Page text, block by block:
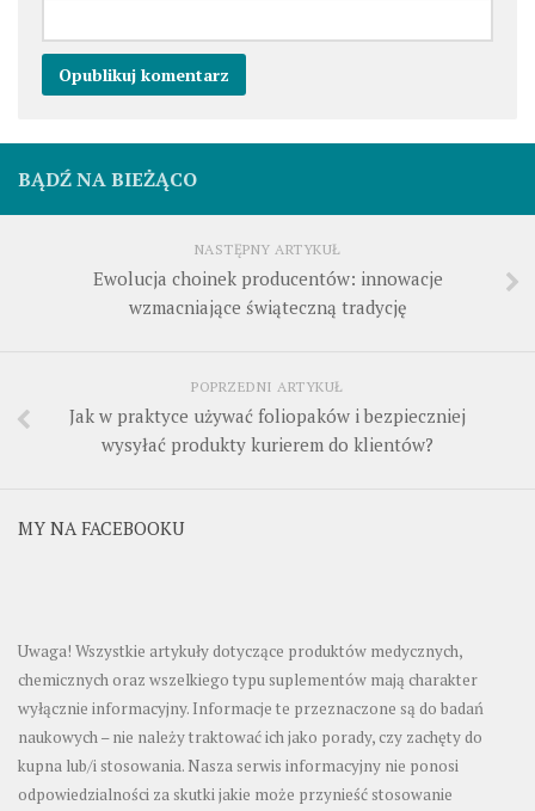
BĄDŹ NA BIEŻĄCO
NASTĘPNY ARTYKUŁ
Ewolucja choinek producentów: innowacje
wzmacniające świąteczną tradycję
POPRZEDNI ARTYKUŁ
Jak w praktyce używać foliopaków i bezpieczniej
wysyłać produkty kurierem do klientów?
MY NA FACEBOOKU
Uwaga! Wszystkie artykuły dotyczące produktów medycznych,
chemicznych oraz wszelkiego typu suplementów mają charakter
wyłącznie informacyjny. Informacje te przeznaczone są do badań
naukowych – nie należy traktować ich jako porady, czy zachęty do
kupna lub/i stosowania. Nasza serwis informacyjny nie ponosi
odpowiedzialności za skutki jakie może przynieść stosowanie